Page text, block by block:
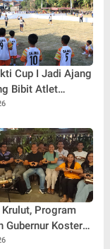
Cup I Jadi Ajang
Bibit Atlet
Buleleng
Program
Gubernur Koster
Omzet UMKM